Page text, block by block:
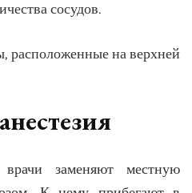
сосудов.
расположенные на верхней
заменяют местную